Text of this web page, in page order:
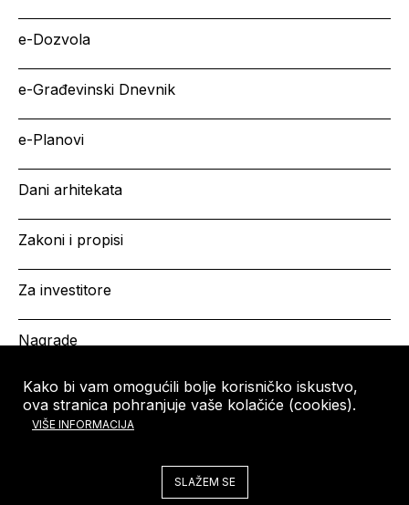
Kako bi vam omogućili bolje korisničko iskustvo,
ova stranica pohranjuje vaše kolačiće (cookies).
VIŠE INFORMACIJA
SLAŽEM SE
e-Dozvola
e-Građevinski Dnevnik
e-Planovi
Dani arhitekata
Zakoni i propisi
Za investitore
Nagrade
HRVATSKA KOMORA
ARHITEKATA
Copyright © HKA 2026